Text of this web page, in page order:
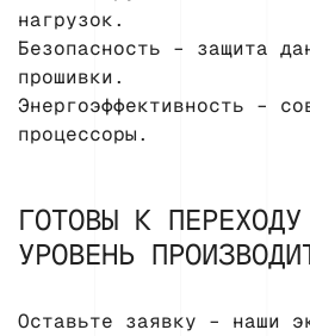
нагрузок.
Безопасность – защита
прошивки.
Энергоэффективность –
процессоры.
ГОТОВЫ К
УРОВЕНЬ
Оставьте заявку – наши